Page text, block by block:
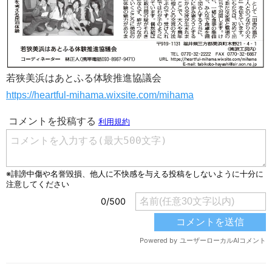
若狭美浜はあとふる体験推進協議会
https://heartful-mihama.wixsite.com/mihama